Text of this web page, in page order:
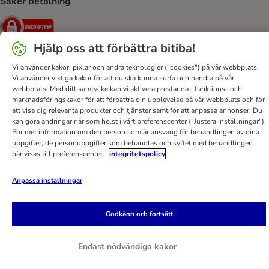
Security
Hjälp Kontakt Villkor Om företaget
DSA
Sekretesspolicy & Dataskydd
Fraktkostnad & leveranstid
Betalningssätt
Ångerblankett Tillgänglighetspolicy
bitiba GmbH 2026
Hjälp oss att förbättra bitiba!
Vi använder kakor, pixlar och andra teknologier ("cookies") på vår webbplats.
Vi använder viktiga kakor för att du ska kunna surfa och handla på vår
webbplats. Med ditt samtycke kan vi aktivera prestanda-, funktions- och
marknadsföringskakor för att förbättra din upplevelse på vår webbplats och för
att visa dig relevanta produkter och tjänster samt för att anpassa annonser. Du
kan göra ändringar när som helst i vårt preferenscenter ("Justera inställningar").
För mer information om den person som är ansvarig för behandlingen av dina
uppgifter, de personuppgifter som behandlas och syftet med behandlingen
hänvisas till preferenscenter. integritetspolicy
Anpassa inställningar
Endast nödvändiga kakor
Godkänn och fortsätt